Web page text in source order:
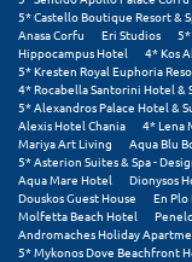
Νέα Στύρα Εύβοιας
Νέοι Πόροι Πιερίας
Ξ
Ξυλόκαστρο
Ο
5* Castello Boutique Resort &
Anasa Corfu
Eri Studios 5*
Hippocampus Hotel
4* Kos
5* Kresten Royal Euphoria
4* Rocabella Santorini Hotel &
5* Alexandros Palace Hotel &
Alexis Hotel Chania
4* Lena
Mariya Art Living
Aqua Blu
5* Asterion Suites & Spa -
Aqua Mare Hotel
Dionysos
Douskos Guest House
En
Molfetta Beach Hotel
Andromaches Holiday
5* Mykonos Dove Beachfront